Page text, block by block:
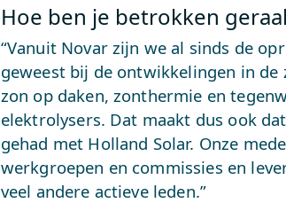
Hoe ben je betrokken
“Vanuit Novar zijn we al sinds de
geweest bij de ontwikkelingen in de
zon op daken, zonthermie en
elektrolysers. Dat maakt dus ook
gehad met Holland Solar. Onze
werkgroepen en commissies en
veel andere actieve leden.”